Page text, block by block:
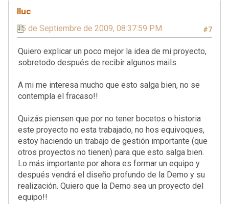
lluc
#7
15 de Septiembre de 2009, 08:37:59 PM
Quiero explicar un poco mejor la idea de mi proyecto,
sobretodo después de recibir algunos mails.
A mi me interesa mucho que esto salga bien, no se
contempla el fracaso!!
Quizás piensen que por no tener bocetos o historia
este proyecto no esta trabajado, no hos equivoques,
estoy haciendo un trabajo de gestión importante (que
otros proyectos no tienen) para que esto salga bien.
Lo más importante por ahora es formar un equipo y
después vendrá el diseño profundo de la Demo y su
realización. Quiero que la Demo sea un proyecto del
equipo!!